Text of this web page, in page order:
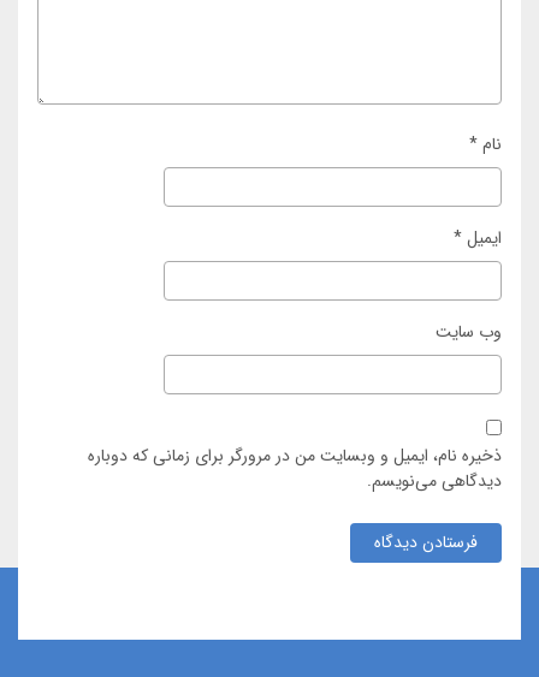
نام*
ایمیل*
وب‌ سایت
ذخیره نام، ایمیل و وبسایت من در مرورگر برای زمانی که دوباره
دیدگاهی می‌نویسم.